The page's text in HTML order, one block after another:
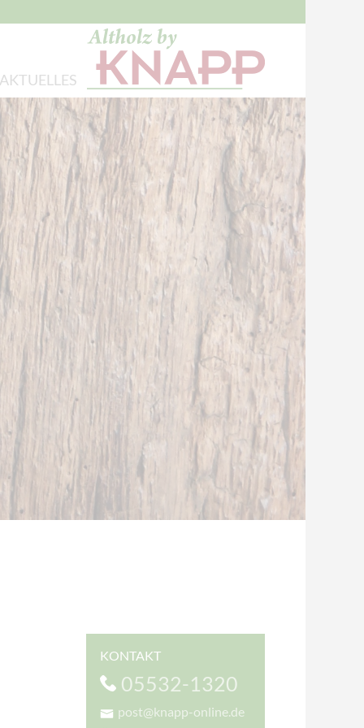
AKTUELLES
KONTAKT
05532-1320
post@knapp-online.de